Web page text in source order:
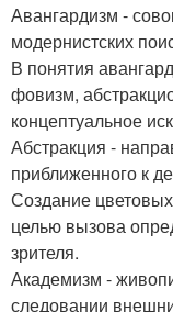
Авангардизм -
модернистских
В понятия
фовизм,
концептуальное
Абстракция -
приближенного к
Создание
целью вызова
зрителя.
Академизм -
следовании